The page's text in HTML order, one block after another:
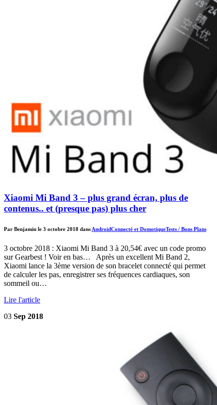
Xiaomi Mi Band 3 – plus grand écran, plus de
contenus.. et (presque pas) plus cher
Par Benjamin le 3 octobre 2018 dans AndroidConnecté et DomotiqueTests / Bons Plans
3 octobre 2018 : Xiaomi Mi Band 3 à 20,54€ avec un code promo
sur Gearbest ! Voir en bas… Après un excellent Mi Band 2,
Xiaomi lance la 3ème version de son bracelet connecté qui permet
de calculer les pas, enregistrer ses fréquences cardiaques, son
sommeil ou…
Lire l'article
03 Sep 2018